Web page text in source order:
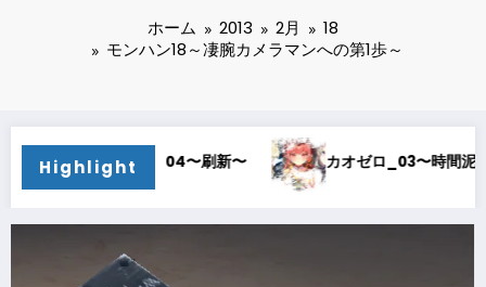
ホーム 2013 2月
18
モンハン18～凄腕カメラマンへの第1歩～
Highlight
〜刷新〜 カオゼロ_03〜時間泥棒〜 カオゼ